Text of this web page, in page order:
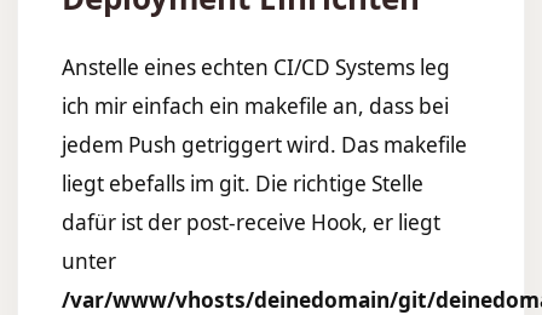
Anstelle eines echten CI/CD Systems leg
ich mir einfach ein makefile an, dass bei
jedem Push getriggert wird. Das makefile
liegt ebefalls im git. Die richtige Stelle
dafür ist der post-receive Hook, er liegt
unter
/var/www/vhosts/deinedomain/git/